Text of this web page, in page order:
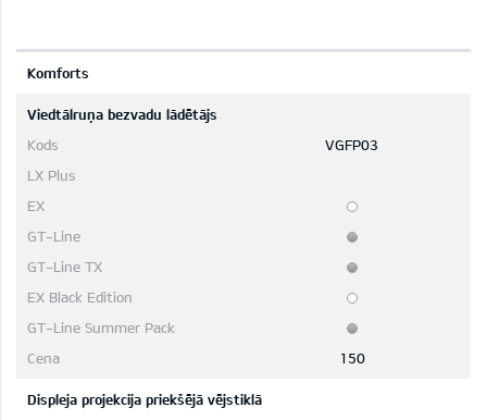
Komforts
Viedtālruņa bezvadu lādētājs
VGFP03
150
Displeja projekcija priekšējā vējstiklā